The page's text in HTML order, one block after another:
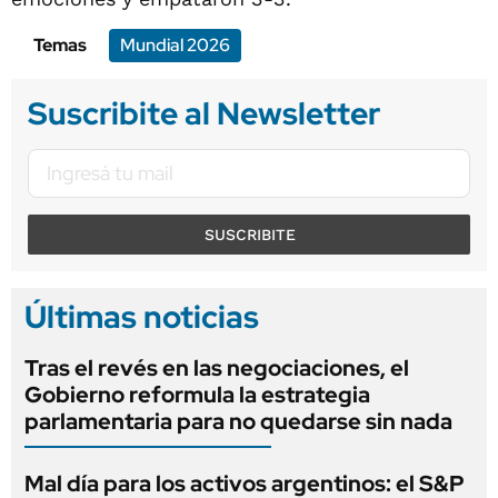
Temas
Mundial 2026
Suscribite al Newsletter
SUSCRIBITE
Últimas noticias
Tras el revés en las negociaciones, el
Gobierno reformula la estrategia
parlamentaria para no quedarse sin nada
Mal día para los activos argentinos: el S&P